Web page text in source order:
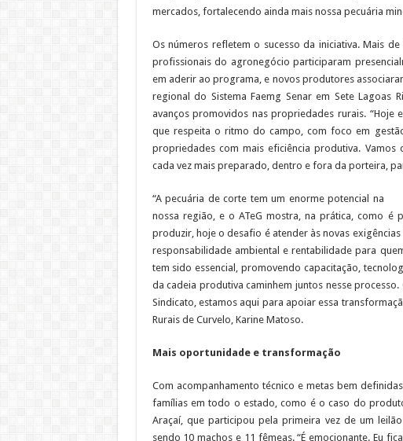
mercados, fortalecendo ainda mais nossa pecuária
Os números refletem o sucesso da iniciativa. Mais
profissionais do agronegócio participaram
em aderir ao programa, e novos produtores
regional do Sistema Faemg Senar em Sete Lagoas
avanços promovidos nas propriedades rurais.
que respeita o ritmo do campo, com foco em
propriedades com mais eficiência produtiva.
cada vez mais preparado, dentro e fora da porteira,
“A pecuária de corte tem um enorme potencial na
nossa região, e o ATeG mostra, na prática, como é
produzir, hoje o desafio é atender às novas
responsabilidade ambiental e rentabilidade para
tem sido essencial, promovendo capacitação,
da cadeia produtiva caminhem juntos nesse
Sindicato, estamos aqui para apoiar essa
Rurais de Curvelo, Karine Matoso.
Mais oportunidade e transformação
Com acompanhamento técnico e metas bem
famílias em todo o estado, como é o caso do
Araçaí, que participou pela primeira vez de um
sendo 10 machos e 11 fêmeas. “É emocionante. Eu